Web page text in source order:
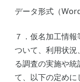
データ形式（
７．仮名加工情
ついて、利用状
る調査の実施や
て、以下の定め